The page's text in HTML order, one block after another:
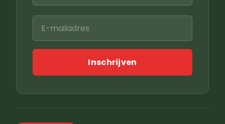
Inschrijven